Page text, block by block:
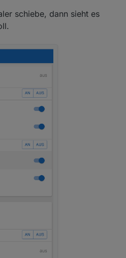
schiebe, dann sieht es